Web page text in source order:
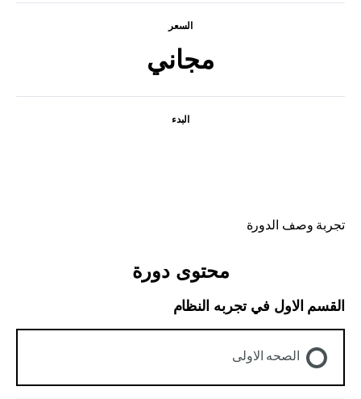
السعر
مجاني
البدء
تجربة وصف الدورة
محتوى دورة
القسم الاول في تجربه النظام
الصحه الاولى